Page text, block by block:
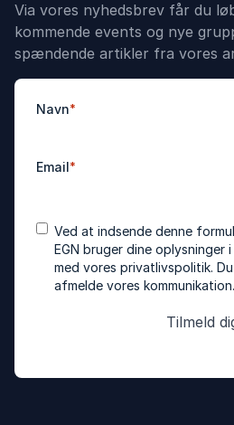
Via vores nyhedsbrev får du
kommende events og nye
spændende artikler fra vores
Navn*
Email*
Accepter
betingelser
*
Ved at indsende denne
EGN bruger dine oplysninger
med vores privatlivspolitik.
afmelde vores kommunikation.